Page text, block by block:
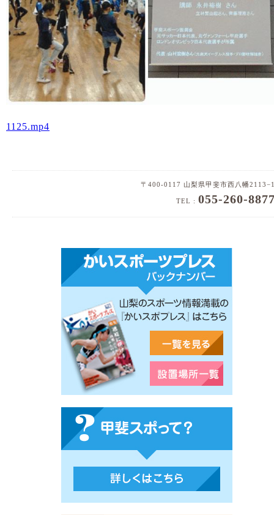
1125.mp4
〒400-0117 山梨県甲斐市西八幡
TEL : 055-260-